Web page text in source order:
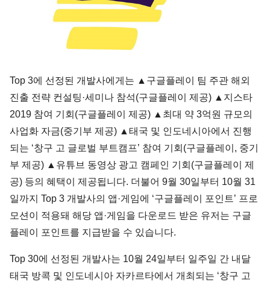
Top 3에 선정된 개발사에게는 ▲구글플레이 팀 주관 해외
진출 전략 컨설팅·세미나 참석(구글플레이 제공) ▲지스타
2019 참여 기회(구글플레이 제공) ▲최대 약 3억원 규모의
사업화 자금(중기부 제공) ▲태국 및 인도네시아에서 진행
되는 ‘창구 고 글로벌 부트캠프’ 참여 기회(구글플레이, 중기
부 제공) ▲유튜브 동영상 광고 캠페인 기회(구글플레이 제
공) 등의 혜택이 제공됩니다. 더불어 9월 30일부터 10월 31
일까지 Top 3 개발사의 앱·게임에 ‘구글플레이 포인트’ 프로
모션이 적용돼 해당 앱·게임을 다운로드 받은 유저는 구글
플레이 포인트를 지급받을 수 있습니다.
Top 30에 선정된 개발사는 10월 24일부터 일주일 간 내달
태국 방콕 및 인도네시아 자카르타에서 개최되는 ‘창구 고